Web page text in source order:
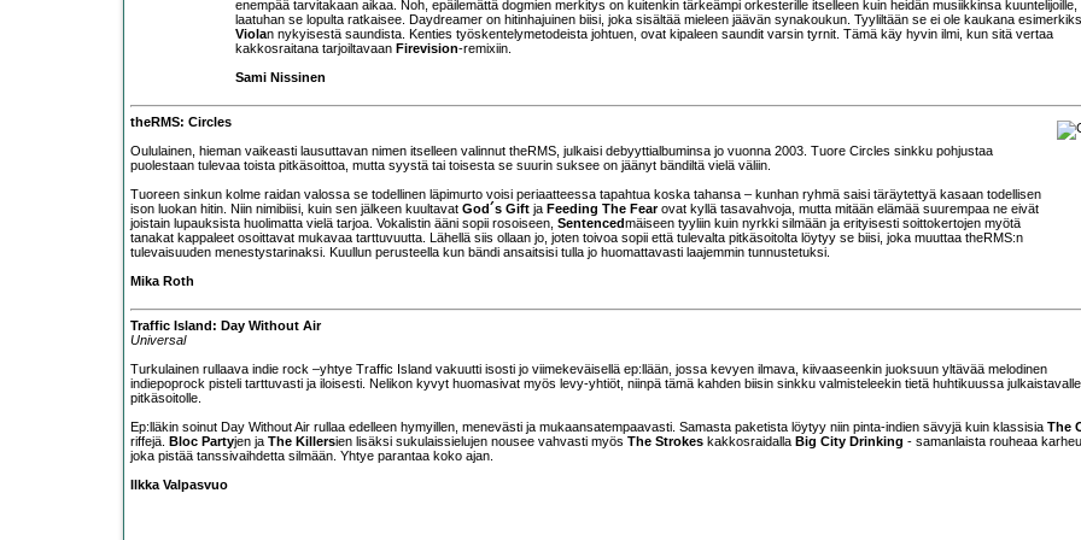
enempää tarvitakaan aikaa. Noh, epäilemättä dogmien merkitys on kuitenkin tärkeämpi orkesterille itselleen kuin heidän musiikkinsa kuuntelijoille,
laatuhan se lopulta ratkaisee. Daydreamer on hitinhajuinen biisi, joka sisältää mieleen jäävän synakoukun. Tyyliltään se ei ole kaukana
Violan nykyisestä saundista. Kenties työskentelymetodeista johtuen, ovat kipaleen saundit varsin tyrnit. Tämä käy hyvin ilmi, kun sitä vertaa
kakkosraitana tarjoiltavaan Firevision-remixiin.
Sami Nissinen
theRMS: Circles
Oululainen, hieman vaikeasti lausuttavan nimen itselleen valinnut theRMS , julkaisi debyyttialbuminsa jo vuonna 2003. Tuore Circles sinkku pohjustaa
puolestaan tulevaa toista pitkäsoittoa, mutta syystä tai toisesta se suurin suksee on jäänyt bändiltä vielä väliin.
Tuoreen sinkun kolme raidan valossa se todellinen läpimurto voisi periaatteessa tapahtua koska tahansa – kunhan ryhmä saisi täräytettyä kasaan todellisen
ison luokan hitin. Niin nimibiisi, kuin sen jälkeen kuultavat God´s Gift ja Feeding The Fearovat kyllä tasavahvoja, mutta mitään elämää suurempaa ne eivät
joistain lupauksista huolimatta vielä tarjoa. Vokalistin ääni sopii rosoiseen, Sentencedmäiseen tyyliin kuin nyrkki silmään ja erityisesti soittokertojen myötä
tanakat kappaleet osoittavat mukavaa tarttuvuutta. Lähellä siis ollaan jo, joten toivoa sopii että tulevalta pitkäsoitolta löytyy se biisi, joka muuttaa theRMS:n
tulevaisuuden menestystarinaksi. Kuullun perusteella kun bändi ansaitsisi tulla jo huomattavasti laajemmin tunnustetuksi.
Mika Roth
Traffic Island: Day Without Air
Universal
Turkulainen rullaava indie rock –yhtye Traffic Island vakuutti isosti jo viimekeväisellä ep:llään, jossa kevyen ilmava, kiivaaseenkin juoksuun yltävää melodinen
indiepoprock pisteli tarttuvasti ja iloisesti. Nelikon kyvyt huomasivat myös levy-yhtiöt, niinpä tämä kahden biisin sinkku valmisteleekin tietä huhtikuussa julkaistavalle
pitkäsoitolle.
Ep:lläkin soinut Day Without Air rullaa edelleen hymyillen, menevästi ja mukaansatempaavasti. Samasta paketista löytyy niin pinta-indien sävyjä kuin klassisia The
riffejä. Bloc Partyjen ja The Killersien lisäksi sukulaissielujen nousee vahvasti myös The Strokes kakkosraidalla Big City Drinking - samanlaista rouheaa
joka pistää tanssivaihdetta silmään. Yhtye parantaa koko ajan.
Ilkka Valpasvuo